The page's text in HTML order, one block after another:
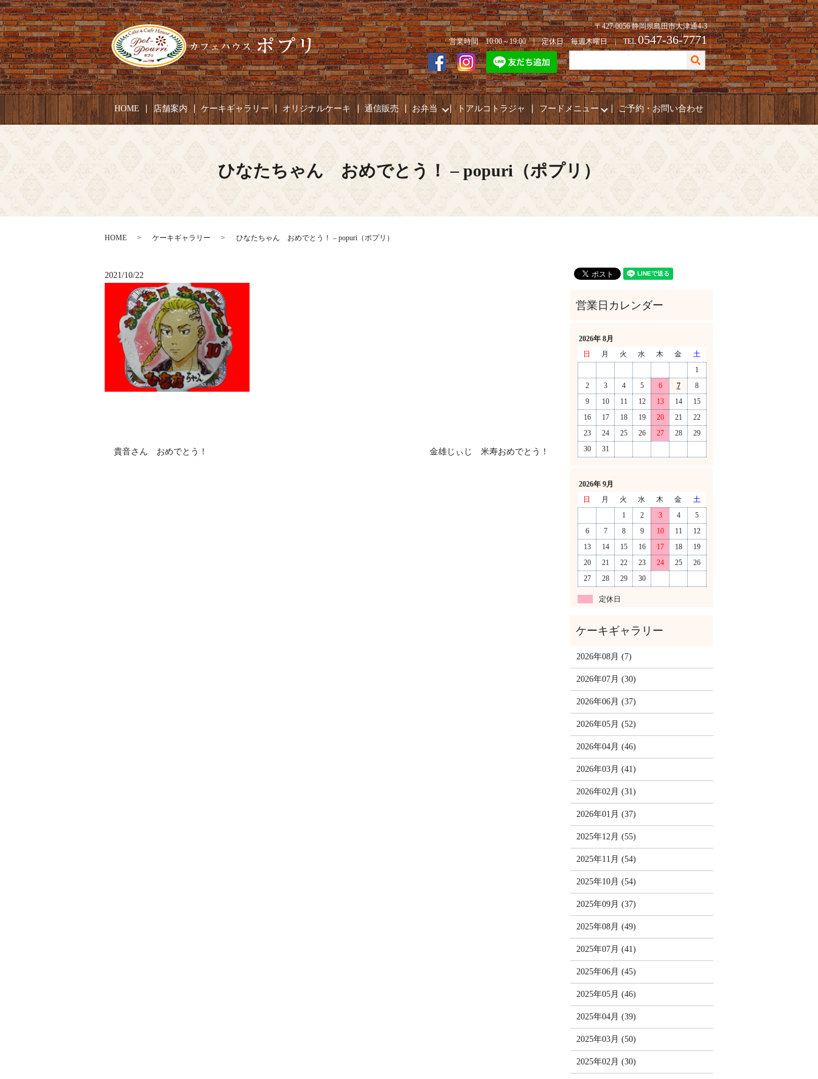
〒427-0056 静岡県島田市大津通4-3
営業時間 10:00～19:00 | 定休日 毎週木曜日 | TEL0547-36-7771
HOME 店舗案内 ケーキギャラリー オリジナルケーキ 通信販売 お弁当 トアルコトラジャ フードメニュー ご予約・お問い合わせ
ひなたちゃん おめでとう！ – popuri（ポプリ）
HOME ケーキギャラリー ひなたちゃん おめでとう！ – popuri（ポプリ）
2021/10/22
貴音さん おめでとう！ 金雄じぃじ 米寿おめでとう！
2026年 8月
日
月 火 水 木 金
土
1
2
3 4 5 6 7
8
9
10 11 12 13 14
15
16
17 18 19 20 21
22
23
24 25 26 27 28
29
30
31
2026年 9月
日
月 火 水 木 金
土
1
2 3 4
5
6
7 8 9 10 11
12
13
14 15 16 17 18
19
20
21 22 23 24 25
26
27
28 29 30
定休日
2026年08月 (7)
2026年07月 (30)
2026年06月 (37)
2026年05月 (52)
2026年04月 (46)
2026年03月 (41)
2026年02月 (31)
2026年01月 (37)
2025年12月 (55)
2025年11月 (54)
2025年10月 (54)
2025年09月 (37)
2025年08月 (49)
2025年07月 (41)
2025年06月 (45)
2025年05月 (46)
2025年04月 (39)
2025年03月 (50)
2025年02月 (30)